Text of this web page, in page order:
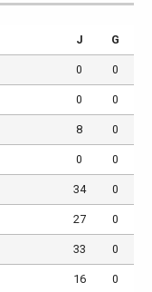
J G
0 0
0 0
8 0
0 0
34 0
27 0
33 0
16 0